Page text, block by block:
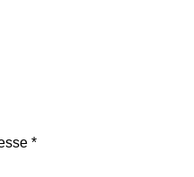
*Erforderlich